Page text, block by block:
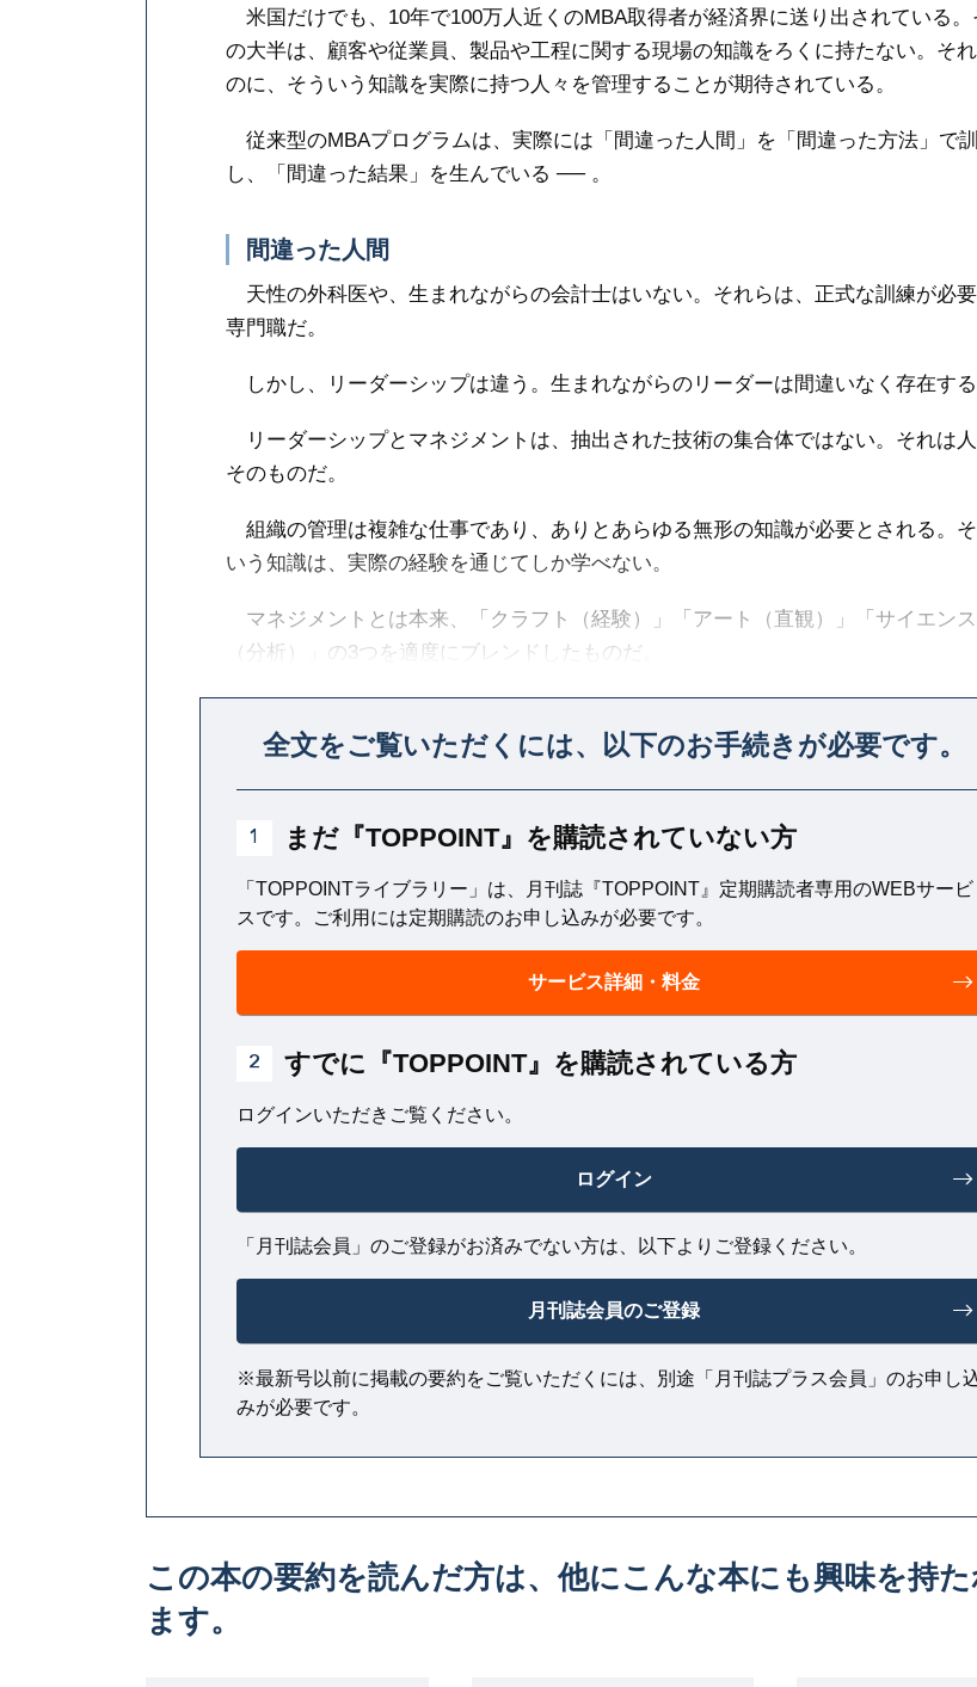
米国だけでも、10年で100万人近くのMBA取得者が経済界に送り出されている。
の大半は、顧客や従業員、製品や工程に関する現場の知識をろくに持たない。そ
のに、そういう知識を実際に持つ人々を管理することが期待されている。
従来型のMBAプログラムは、実際には「間違った人間」を「間違った方法」で
し、「間違った結果」を生んでいる ── 。
間違った人間
天性の外科医や、生まれながらの会計士はいない。それらは、正式な訓練が必
専門職だ。
しかし、リーダーシップは違う。生まれながらのリーダーは間違いなく存在する
リーダーシップとマネジメントは、抽出された技術の集合体ではない。それは
そのものだ。
組織の管理は複雑な仕事であり、ありとあらゆる無形の知識が必要とされる。そ
いう知識は、実際の経験を通じてしか学べない。
マネジメントとは本来、「クラフト（経験）」「アート（直観）」「サイエンス
（分析）」の3つを適度にブレンドしたものだ。
上に、クラフトの側面が大きい。
全文をご覧いただくには、 以下のお手続きが必要です。
1 まだ『TOPPOINT』を購読されていない方
「TOPPOINTライブラリー」は、月刊誌『TOPPOINT』定期購読者専用のWEBサービ
スです。ご利用には定期購読のお申し込みが必要です。
サービス詳細・料金
2 すでに『TOPPOINT』を購読されている方
ログインいただきご覧ください。
ログイン
「月刊誌会員」のご登録がお済みでない方は、以下よりご登録ください。
月刊誌会員のご登録
※最新号以前に掲載の要約をご覧いただくには、別途「月刊誌プラス会員」のお申し
みが必要です。
この本の要約を読んだ方は、他にこんな本にも興味を持
ます。